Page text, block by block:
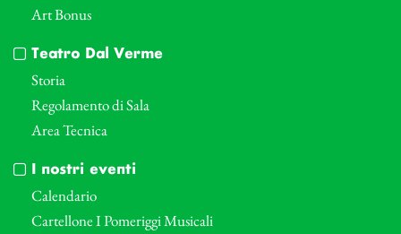
Art Bonus
Teatro Dal Verme
Storia
Regolamento di Sala
Area Tecnica
I nostri eventi
Calendario
Cartellone I Pomeriggi Musicali